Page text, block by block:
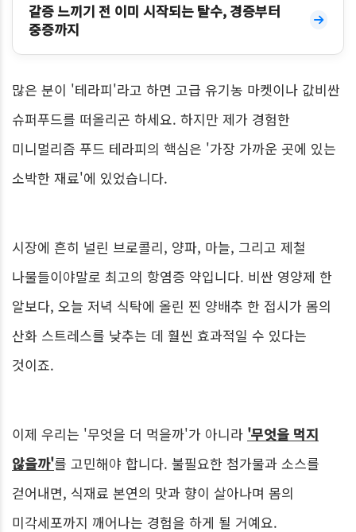
갈증 느끼기 전 이미 시작되는 탈수, 경증부터
중증까지
많은 분이 '테라피'라고 하면 고급 유기농 마켓이나 값비싼
슈퍼푸드를 떠올리곤 하세요. 하지만 제가 경험한
미니멀리즘 푸드 테라피의 핵심은 '가장 가까운 곳에 있는
소박한 재료'에 있었습니다.
시장에 흔히 널린 브로콜리, 양파, 마늘, 그리고 제철
나물들이야말로 최고의 항염증 약입니다. 비싼 영양제 한
알보다, 오늘 저녁 식탁에 올린 찐 양배추 한 접시가 몸의
산화 스트레스를 낮추는 데 훨씬 효과적일 수 있다는
것이죠.
이제 우리는 '무엇을 더 먹을까'가 아니라 '무엇을 먹지
않을까'를 고민해야 합니다. 불필요한 첨가물과 소스를
걷어내면, 식재료 본연의 맛과 향이 살아나며 몸의
미각세포까지 깨어나는 경험을 하게 될 거예요.